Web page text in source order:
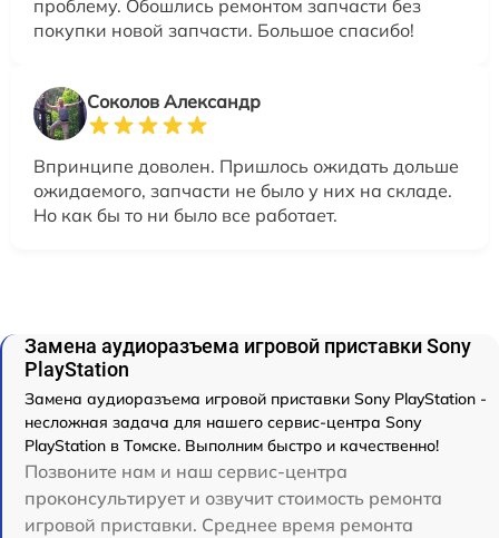
проблему. Обошлись ремонтом запчасти без
покупки новой запчасти. Большое спасибо!
Соколов Александр
Впринципе доволен. Пришлось ожидать дольше
ожидаемого, запчасти не было у них на складе.
Но как бы то ни было все работает.
Замена аудиоразъема игровой приставки Sony
PlayStation
Замена аудиоразъема игровой приставки Sony PlayStation -
несложная задача для нашего сервис-центра Sony
PlayStation в Томске. Выполним быстро и качественно!
Позвоните нам и наш сервис-центра
проконсультирует и озвучит стоимость ремонта
игровой приставки. Среднее время ремонта